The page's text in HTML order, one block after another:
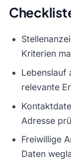
Kriterien
Lebenslauf
relevante
Adresse
Freiwillige
Daten